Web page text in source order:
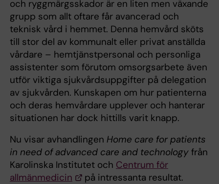
och ryggmärgsskador är en liten men växande
grupp som allt oftare får avancerad och
teknisk vård i hemmet. Denna hemvård sköts
till stor del av kommunalt eller privat anställda
vårdare – hemtjänstpersonal och personliga
assistenter som förutom omsorgsarbete även
utför viktiga sjukvårdsuppgifter på delegation
av sjukvården. Kunskapen om hur patienterna
och deras hemvårdare upplever och hanterar
situationen har dock hittills varit knapp.
Nu visar avhandlingen Home care for patients
in need of advanced care and technology från
Karolinska Institutet och Centrum för
allmänmedicin
på intressanta resultat.